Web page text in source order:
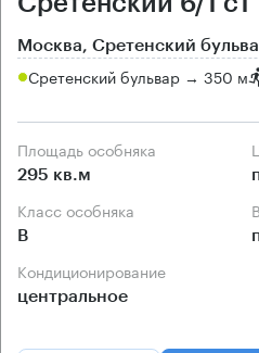
Москва, Сретенский
Сретенский бульвар → 350 м
Площадь особняка
295 кв.м
Класс особняка
B
Кондиционирование
центральное